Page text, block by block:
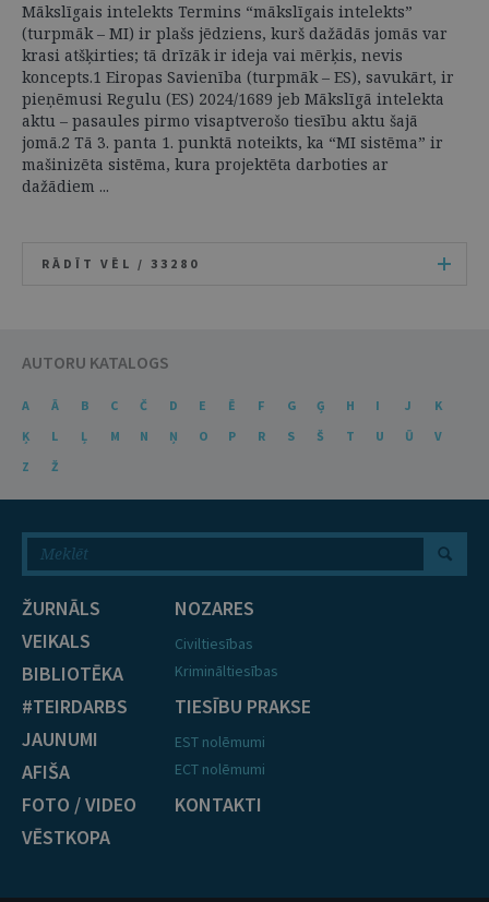
Mākslīgais intelekts Termins “mākslīgais intelekts”
(turpmāk – MI) ir plašs jēdziens, kurš dažādās jomās var
krasi atšķirties; tā drīzāk ir ideja vai mērķis, nevis
koncepts.1 Eiropas Savienība (turpmāk – ES), savukārt, ir
pieņēmusi Regulu (ES) 2024/1689 jeb Mākslīgā intelekta
aktu – pasaules pirmo visaptverošo tiesību aktu šajā
jomā.2 Tā 3. panta 1. punktā noteikts, ka “MI sistēma” ir
mašinizēta sistēma, kura projektēta darboties ar
dažādiem ...
RĀDĪT VĒL / 33280
AUTORU KATALOGS
A Ā B C Č D E Ē F G Ģ H I J
K
Ķ
L Ļ M N Ņ O P R S Š T U Ū
V
Z
Ž
ŽURNĀLS
VEIKALS
BIBLIOTĒKA
#TEIRDARBS
JAUNUMI
AFIŠA
FOTO / VIDEO
VĒSTKOPA
NOZARES
Civiltiesības
Krimināltiesības
TIESĪBU PRAKSE
EST nolēmumi
ECT nolēmumi
KONTAKTI